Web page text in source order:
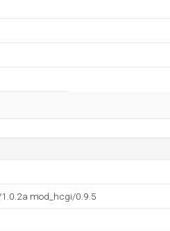
mod_hcgi/0.9.5